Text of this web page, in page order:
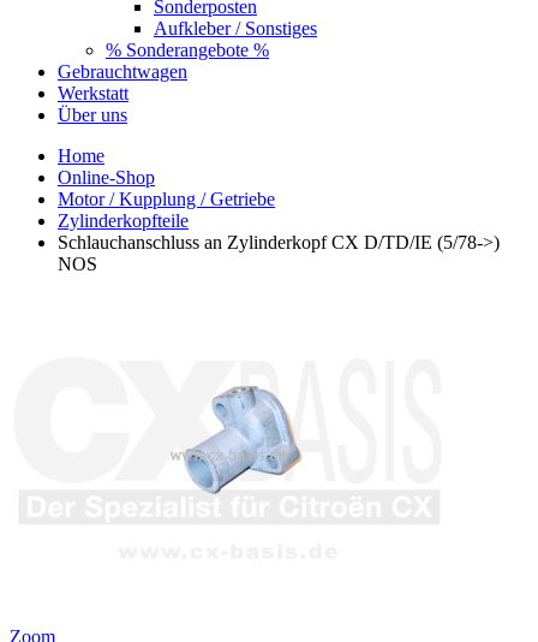
Sonderposten
Aufkleber / Sonstiges
% Sonderangebote %
Gebrauchtwagen
Werkstatt
Über uns
Home
Online-Shop
Motor / Kupplung / Getriebe
Zylinderkopfteile
Schlauchanschluss an Zylinderkopf CX D/TD/IE (5/78->)
NOS
Zoom